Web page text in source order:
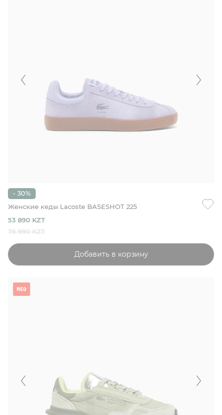
- 30%
Женские кеды Lacoste BASESHOT 225
53 890 KZT
76 990 KZT
Добавить в корзину